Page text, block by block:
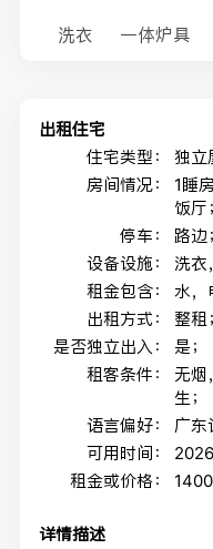
洗衣 一体炉具
出租住宅
住宅类型：
独立
房间情况：
1睡
饭厅；
停车：
路边；
设备设施：
洗衣
租金包含：
水，
出租方式：
整租；
是否独立出入：
是；
租客条件：
无烟
生；
语言偏好：
广东
可用时间：
租金或价格：
1400
详情描述